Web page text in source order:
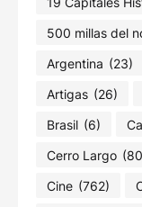
500 millas del
Argentina (23)
Artigas (26)
Brasil (6)
Cerro Largo
Cine (762)